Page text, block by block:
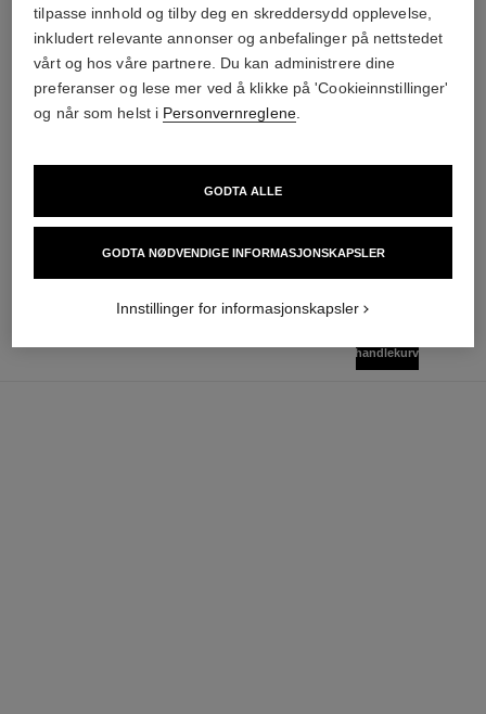
nok 690
Legg i handlekurv
Ref. 113730
Legg i handlekurv
handlekurv
tilpasse innhold og tilby deg en skreddersydd opplevelse,
inkludert relevante annonser og anbefalinger på nettstedet
vårt og hos våre partnere. Du kan administrere dine
preferanser og lese mer ved å klikke på 'Cookieinnstillinger'
og når som helst i Personvernreglene.
GODTA NØDVENDIGE INFORMASJONSKAPSLER
GODTA ALLE
Innstillinger for informasjonskapsler